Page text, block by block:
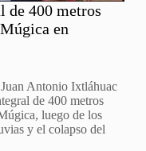
de 400 metros
en
Antonio Ixtláhuac
de 400 metros
luego de los
y el colapso del